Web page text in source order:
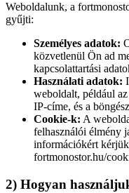
Weboldalunk, a
gyűjti:
Személyes adatok:
közvetlenül Ön ad
kapcsolattartási
Használati adatok:
weboldalt, például
IP-címe, és a
Cookie-k: A
felhasználói élmény
információkért
fortmonostor.hu/
2) Hogyan